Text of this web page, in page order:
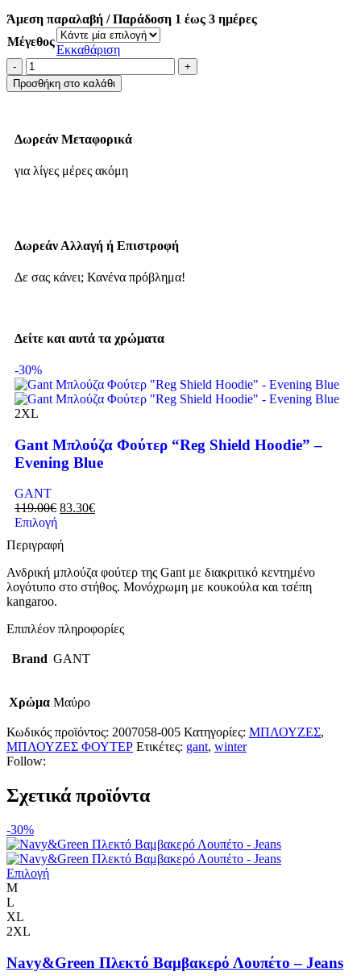
Άμεση παραλαβή / Παράδοση 1 έως 3 ημέρες
Μέγεθος
Εκκαθάριση
Προσθήκη στο καλάθι
Δωρεάν Μεταφορικά
για λίγες μέρες ακόμη
Δωρεάν Αλλαγή ή Επιστροφή
Δε σας κάνει; Κανένα πρόβλημα!
Δείτε και αυτά τα χρώματα
-30%
2XL
Gant Μπλούζα Φούτερ “Reg Shield Hoodie” –
Evening Blue
GANT
119.00€ 83.30€
Επιλογή
Περιγραφή
Ανδρική μπλούζα φούτερ της Gant με διακριτικό κεντημένο
λογότυπο στο στήθος. Μονόχρωμη με κουκούλα και τσέπη
kangaroo.
Επιπλέον πληροφορίες
Brand GANT
Χρώμα Μαύρο
Κωδικός προϊόντος: 2007058-005 Κατηγορίες: ΜΠΛΟΥΖΕΣ,
ΜΠΛΟΥΖΕΣ ΦΟΥΤΕΡ Ετικέτες: gant, winter
Follow:
Σχετικά προϊόντα
-30%
Επιλογή
M
L
XL
2XL
Navy&Green Πλεκτό Βαμβακερό Λουπέτο – Jeans